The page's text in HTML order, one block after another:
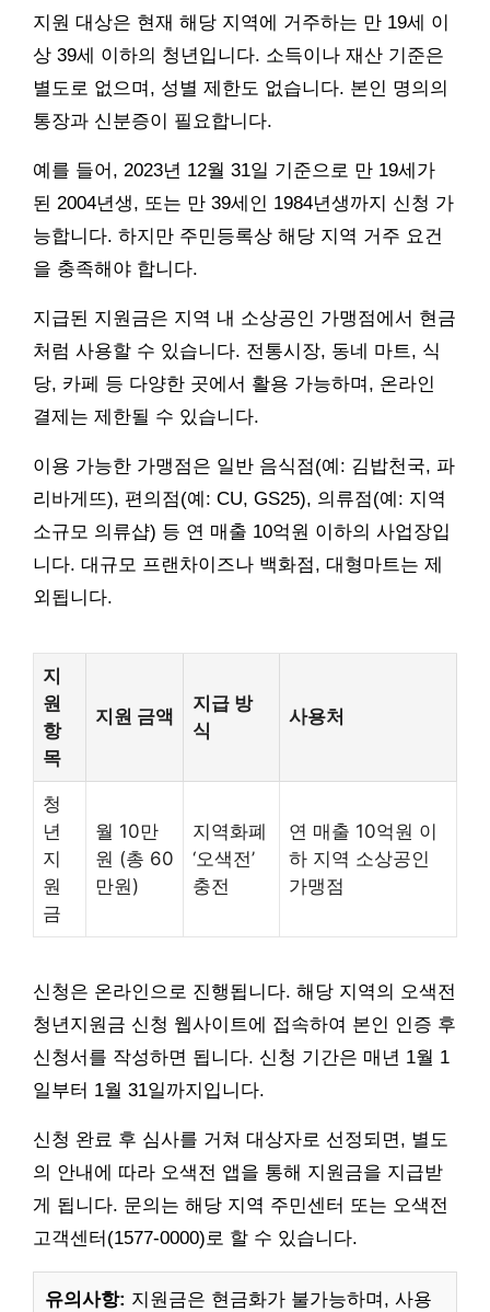
지원 대상은 현재 해당 지역에 거주하는 만 19세 이
상 39세 이하의 청년입니다. 소득이나 재산 기준은
별도로 없으며, 성별 제한도 없습니다. 본인 명의의
통장과 신분증이 필요합니다.
예를 들어, 2023년 12월 31일 기준으로 만 19세가
된 2004년생, 또는 만 39세인 1984년생까지 신청 가
능합니다. 하지만 주민등록상 해당 지역 거주 요건
을 충족해야 합니다.
지급된 지원금은 지역 내 소상공인 가맹점에서 현금
처럼 사용할 수 있습니다. 전통시장, 동네 마트, 식
당, 카페 등 다양한 곳에서 활용 가능하며, 온라인
결제는 제한될 수 있습니다.
이용 가능한 가맹점은 일반 음식점(예: 김밥천국, 파
리바게뜨), 편의점(예: CU, GS25), 의류점(예: 지역
소규모 의류샵) 등 연 매출 10억원 이하의 사업장입
니다. 대규모 프랜차이즈나 백화점, 대형마트는 제
외됩니다.
지
원
항
목
지원 금액
지급 방
식
사용처
청
년
지
원
금
월 10만
원 (총 60
만원)
지역화폐
‘오색전’
충전
연 매출 10억원 이
하 지역 소상공인
가맹점
신청은 온라인으로 진행됩니다. 해당 지역의 오색전
청년지원금 신청 웹사이트에 접속하여 본인 인증 후
신청서를 작성하면 됩니다. 신청 기간은 매년 1월 1
일부터 1월 31일까지입니다.
신청 완료 후 심사를 거쳐 대상자로 선정되면, 별도
의 안내에 따라 오색전 앱을 통해 지원금을 지급받
게 됩니다. 문의는 해당 지역 주민센터 또는 오색전
고객센터(1577-0000)로 할 수 있습니다.
유의사항: 지원금은 현금화가 불가능하며, 사용